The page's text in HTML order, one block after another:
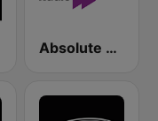
Absolute Classic Rock